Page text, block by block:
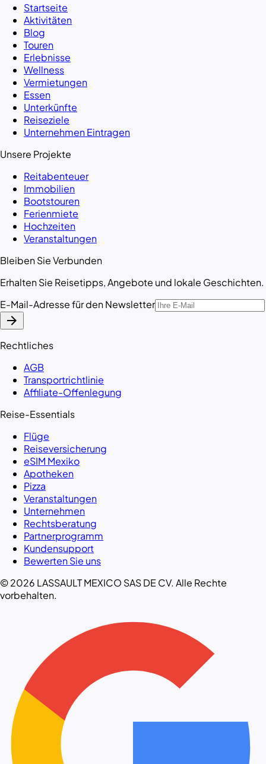
Startseite
Aktivitäten
Blog
Touren
Erlebnisse
Wellness
Vermietungen
Essen
Unterkünfte
Reiseziele
Unternehmen Eintragen
Unsere Projekte
Reitabenteuer
Immobilien
Bootstouren
Ferienmiete
Hochzeiten
Veranstaltungen
Bleiben Sie Verbunden
Erhalten Sie Reisetipps, Angebote und lokale Geschichten.
E-Mail-Adresse für den Newsletter
arrow_forward
Rechtliches
AGB
Transportrichtlinie
Affiliate-Offenlegung
Reise-Essentials
Flüge
Reiseversicherung
eSIM Mexiko
Apotheken
Pizza
Veranstaltungen
Unternehmen
Rechtsberatung
Partnerprogramm
Kundensupport
Bewerten Sie uns
© 2026 LASSAULT MEXICO SAS DE CV. Alle Rechte
vorbehalten.